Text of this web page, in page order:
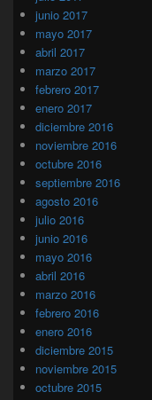
junio 2017
mayo 2017
abril 2017
marzo 2017
febrero 2017
enero 2017
diciembre 2016
noviembre 2016
octubre 2016
septiembre 2016
agosto 2016
julio 2016
junio 2016
mayo 2016
abril 2016
marzo 2016
febrero 2016
enero 2016
diciembre 2015
noviembre 2015
octubre 2015